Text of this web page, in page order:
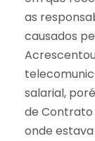
as
causados
salarial,
de Contrato
onde